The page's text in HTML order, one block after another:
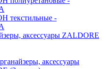
текстильные -
аксессуары ZALDORE
аксессуары